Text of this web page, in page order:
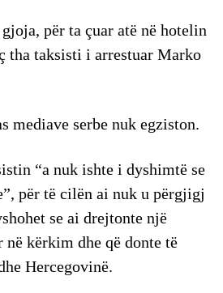
për ta çuar atë në hotelin
tha taksisti i arrestuar Marko
mediave serbe nuk egziston.
“a nuk ishte i dyshimtë se
për të cilën ai nuk u përgjigj
se ai drejtonte një
kërkim dhe që donte të
Hercegovinë.